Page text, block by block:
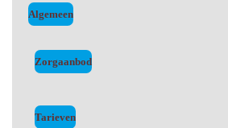
Algemeen
Zorgaanbod
Tarieven